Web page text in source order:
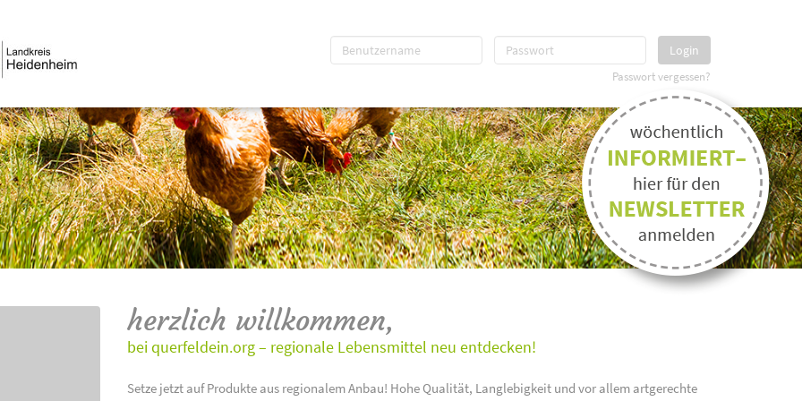
Login
Passwort vergessen?
herzlich willkommen,
bei querfeldein.org – regionale Lebensmittel neu entdecken!
Setze jetzt auf Produkte aus regionalem Anbau! Hohe Qualität, Langlebigkeit und vor allem artgerechte